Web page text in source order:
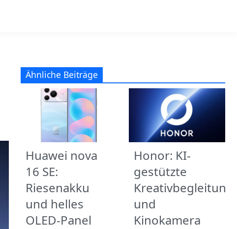
Ähnliche Beiträge
Huawei nova
16 SE:
Riesenakku
und helles
OLED-Panel
Honor: KI-
gestützte
Kreativbegleitung
und
Kinokamera